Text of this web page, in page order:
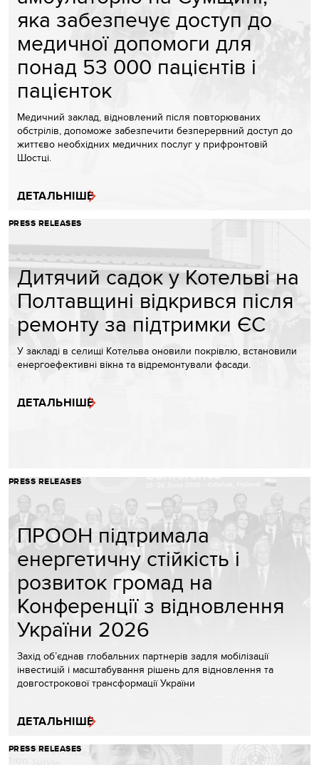
яка забезпечує доступ до
медичної допомоги для
понад 53 000 пацієнтів і
пацієнток
Медичний заклад, відновлений після повторюваних
обстрілів, допоможе забезпечити безперервний доступ до
життєво необхідних медичних послуг у прифронтовій
Шостці.
ДЕТАЛЬНІШЕ
PRESS RELEASES
Дитячий садок у Котельві на
Полтавщині відкрився після
ремонту за підтримки ЄС
У закладі в селищі Котельва оновили покрівлю, встановили
енергоефективні вікна та відремонтували фасади.
ДЕТАЛЬНІШЕ
PRESS RELEASES
ПРООН підтримала
енергетичну стійкість і
розвиток громад на
Конференції з відновлення
України 2026
Захід об’єднав глобальних партнерів задля мобілізації
інвестицій і масштабування рішень для відновлення та
довгострокової трансформації України
ДЕТАЛЬНІШЕ
PRESS RELEASES